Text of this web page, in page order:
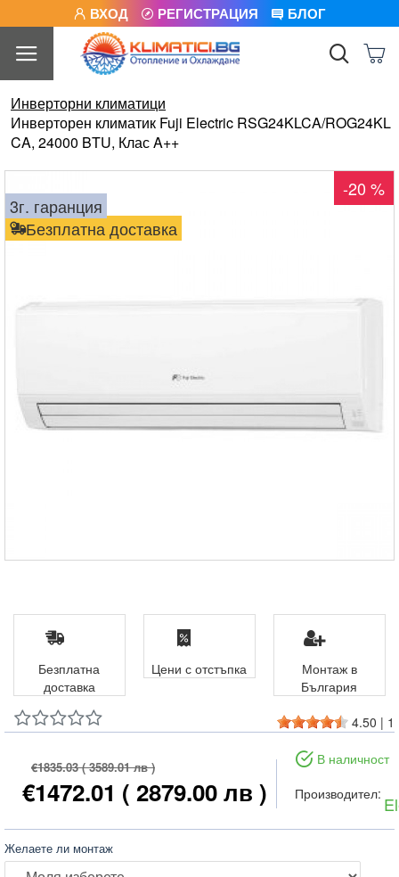
ВХОД РЕГИСТРАЦИЯ БЛОГ
Инверторни климатици
Инверторен климатик Fuji Electric RSG24KLCA/ROG24KL
CA, 24000 BTU, Клас A++
Безплатна доставка
3г. гаранция
-20 %
4.50 | 1
€1835.03( 3589.01 лв )
€1472.01 ( 2879.00 лв )
В наличност
Производител:
Желаете ли монтаж
Безплатна
доставка
Цени с отстъпка
Монтаж в
България